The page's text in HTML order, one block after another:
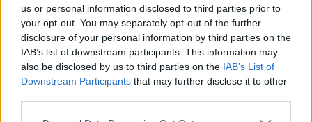
us or personal information disclosed to third parties prior to
your opt-out. You may separately opt-out of the further
disclosure of your personal information by third parties on the
IAB’s list of downstream participants. This information may
also be disclosed by us to third parties on the IAB’s List of
Downstream Participants that may further disclose it to other
köszönhetően. Mivel Katalin hercegné és Vilmos
herceg igyekeznek kézben tartani a gyerekek
nyilvános szereplését, itt pedig valósággal
kicsúszott az irányítás a kezükből, kifejezetten
félelmetesnek találták, hogy
kisfiukból egyik